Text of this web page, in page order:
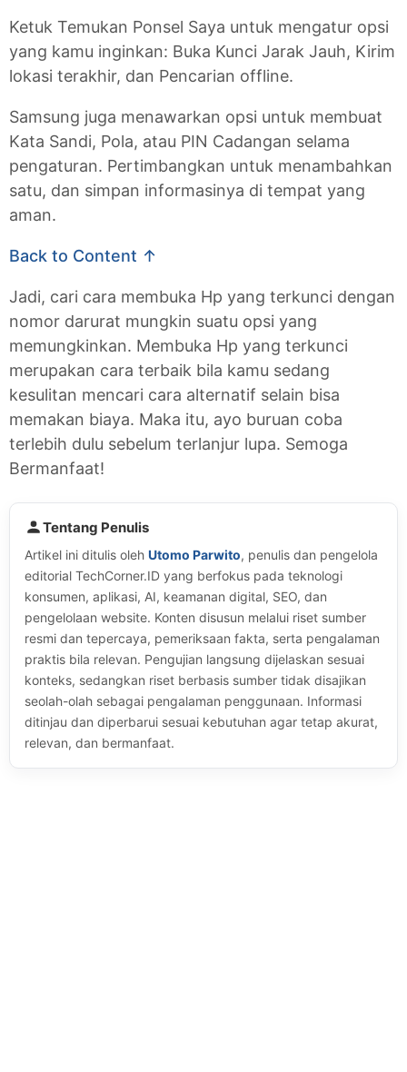
Ketuk Temukan Ponsel Saya untuk mengatur opsi
yang kamu inginkan: Buka Kunci Jarak Jauh, Kirim
lokasi terakhir, dan Pencarian offline.
Samsung juga menawarkan opsi untuk membuat
Kata Sandi, Pola, atau PIN Cadangan selama
pengaturan. Pertimbangkan untuk menambahkan
satu, dan simpan informasinya di tempat yang
aman.
Back to Content ↑
Jadi, cari cara membuka Hp yang terkunci dengan
nomor darurat mungkin suatu opsi yang
memungkinkan. Membuka Hp yang terkunci
merupakan cara terbaik bila kamu sedang
kesulitan mencari cara alternatif selain bisa
memakan biaya. Maka itu, ayo buruan coba
terlebih dulu sebelum terlanjur lupa. Semoga
Bermanfaat!
Tentang Penulis
Artikel ini ditulis oleh Utomo Parwito, penulis dan pengelola
editorial TechCorner.ID yang berfokus pada teknologi
konsumen, aplikasi, AI, keamanan digital, SEO, dan
pengelolaan website. Konten disusun melalui riset sumber
resmi dan tepercaya, pemeriksaan fakta, serta pengalaman
praktis bila relevan. Pengujian langsung dijelaskan sesuai
konteks, sedangkan riset berbasis sumber tidak disajikan
seolah-olah sebagai pengalaman penggunaan. Informasi
ditinjau dan diperbarui sesuai kebutuhan agar tetap akurat,
relevan, dan bermanfaat.